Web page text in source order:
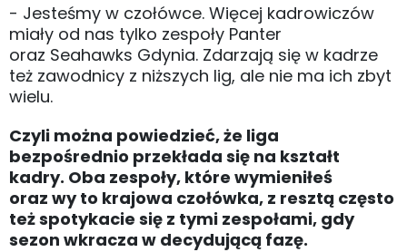
- Jesteśmy w czołówce. Więcej kadrowiczów
miały od nas tylko zespoły Panter
oraz Seahawks Gdynia. Zdarzają się w kadrze
też zawodnicy z niższych lig, ale nie ma ich zbyt
wielu.
Czyli można powiedzieć, że liga
bezpośrednio przekłada się na kształt
kadry. Oba zespoły, które wymieniłeś
oraz wy to krajowa czołówka, z resztą często
też spotykacie się z tymi zespołami, gdy
sezon wkracza w decydującą fazę.